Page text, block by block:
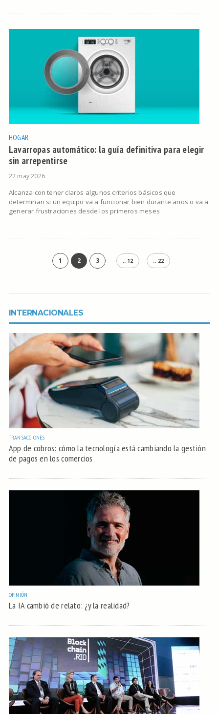
HOGAR
Lavarropas automático: la guía definitiva para elegir
sin arrepentirse
22 may 2026
Alcanza con tener claros algunos criterios básicos que
determinan si un equipo va a funcionar bien durante años o va a
generar frustraciones desde los primeros meses
1 2 3 .. 12 .. 22
INTERNACIONALES
TRANSACCIONES
App de cobros: cómo la tecnología está cambiando la gestión
de pagos en los comercios
OPINIÓN
La IA cambió de relato: ¿y la realidad?